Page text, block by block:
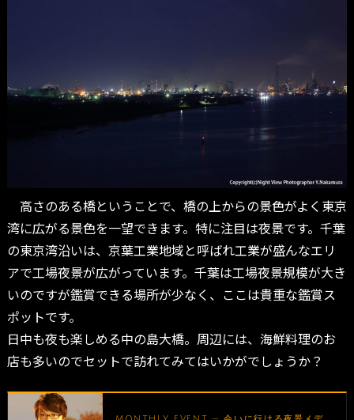
高さのある橋ということで、橋の上からの景色がよく東京
湾に広がる景色を一望できます。特に注目は夜景です。千葉
の東京湾沿いは、京葉工業地域と呼ばれ工業が盛んなエリ
アで工場夜景が広がっています。千葉は工場夜景規模が大き
いのですが鑑賞できる場所が少なく、ここは貴重な鑑賞ス
ポットです。
日中も夜も楽しめる中の島大橋。周辺には、海鮮料理のお
店も多いのでセットで訪れてみてはいかがでしょうか？